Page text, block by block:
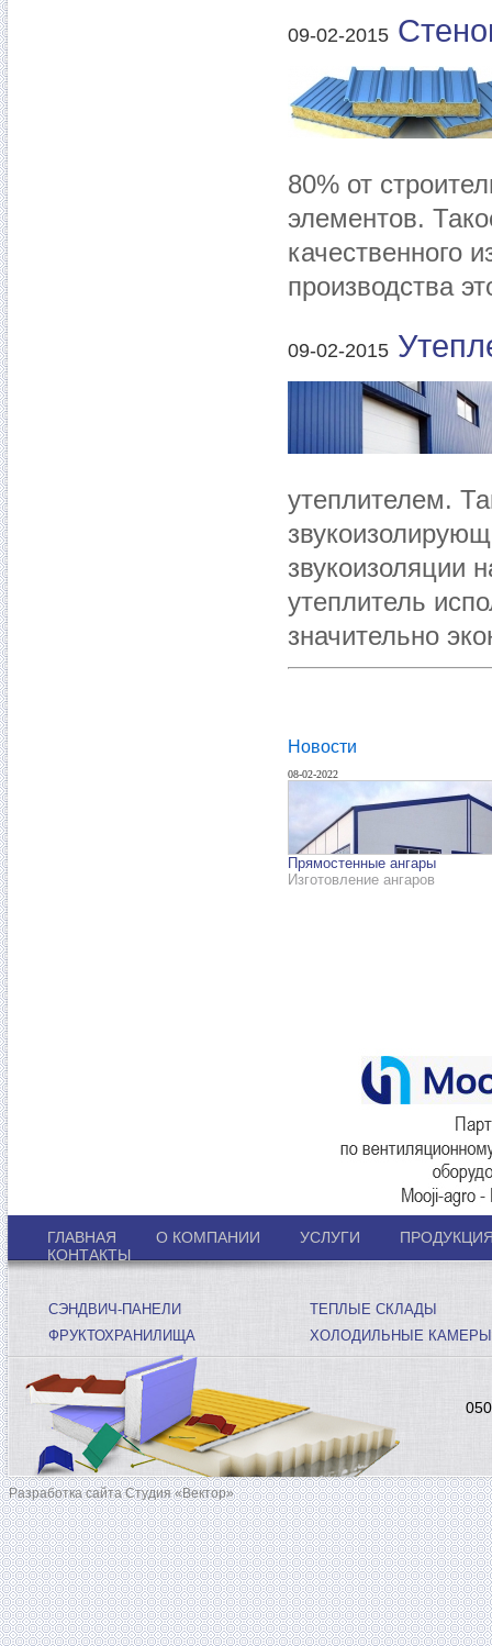
09-02-2015
80% от
элементов.
качественного
производства
09-02-2015
утеплителем.
звукоизоляции
утеплитель
значительно
Новости
08-02-2022
Прямостенные ангары
Изготовление ангаров
ГЛАВНАЯ О КОМПАНИИ УСЛУГИ
КОНТАКТЫ
СЭНДВИЧ-ПАНЕЛИ
ТЕПЛЫЕ СКЛАДЫ
ФРУКТОХРАНИЛИЩА
ХОЛОДИЛЬНЫЕ КАМЕРЫ
Разработка сайта Студия «Вектор»